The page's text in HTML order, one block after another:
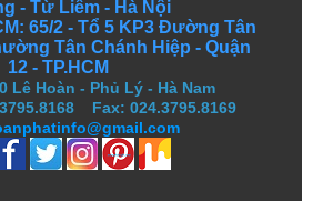
- Từ Liêm - Hà Nội
65/2 - Tổ 5 KP3 Đường Tân
Tân Chánh Hiệp - Quận
12 - TP.HCM
Lê Hoàn - Phủ Lý - Hà Nam
Fax: 024.3795.8169